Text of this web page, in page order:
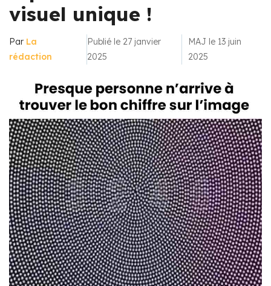
visuel unique !
Par La
rédaction
Publié le 27 janvier
2025
MAJ le 13 juin
2025